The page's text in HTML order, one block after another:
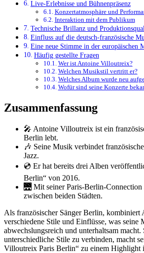
Live-Erlebnisse und Bühnenpräsenz
Konzertatmosphäre und
Interaktion mit dem Publikum
Technische Brillanz und
Einfluss auf die deutsch-französische
Eine neue Stimme in der europäischen
Häufig gestellte Fragen
Wer ist Antoine Villoutreix?
Welchen Musikstil vertritt er?
Welches Album wurde neu
Wofür sind seine Konzerte
Zusammenfassung
🎤 Antoine Villoutreix ist ein
Berlin lebt.
🎶 Seine Musik verbindet
Jazz.
💿 Er hat bereits drei Alben
Berlin“ von 2016.
🌉 Mit seiner Paris-Berlin-Connection
zwischen beiden Städten.
Als französischer Sänger Berlin,
verschiedene Stile und Einflüsse, was seine
abwechslungsreich und unterhaltsam macht.
unterschiedliche Stile zu verbinden, macht
Villoutreix Paris Berlin“ zu einem Highlight